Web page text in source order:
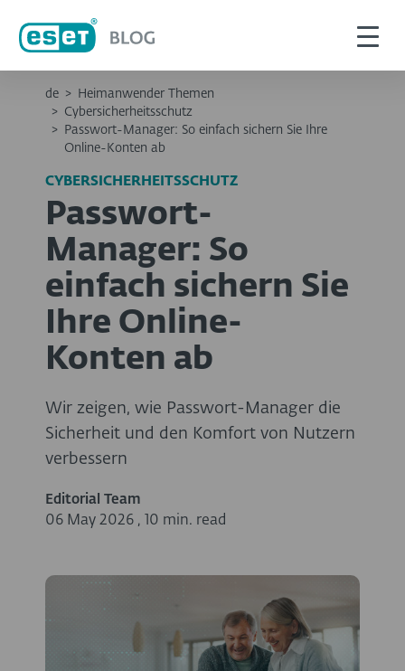
de >
Heimanwender Themen
> Cybersicherheitsschutz
>
Passwort-Manager: So einfach sichern Sie Ihre
Online-Konten ab
CYBERSICHERHEITSSCHUTZ
Passwort-
Manager: So
einfach sichern Sie
Ihre Online-
Konten ab
Wir zeigen, wie Passwort-Manager die
Sicherheit und den Komfort von Nutzern
verbessern
Editorial Team
06 May 2026 , 10 min. read